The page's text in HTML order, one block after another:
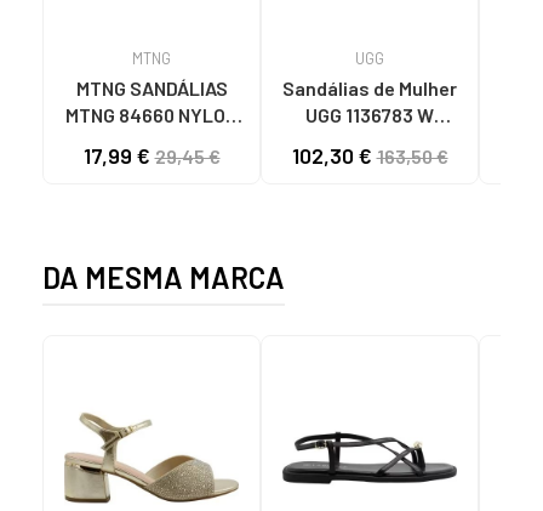
MTNG
MTNG SANDÁLIAS
MTNG 84660 NYLON
C59785 - - NYLON
17,99 €29,45 €
UGG
Sandálias de Mulher
UGG 1136783 W
CHESTNUT
102,30 €163,50 €
DA MESMA MARCA